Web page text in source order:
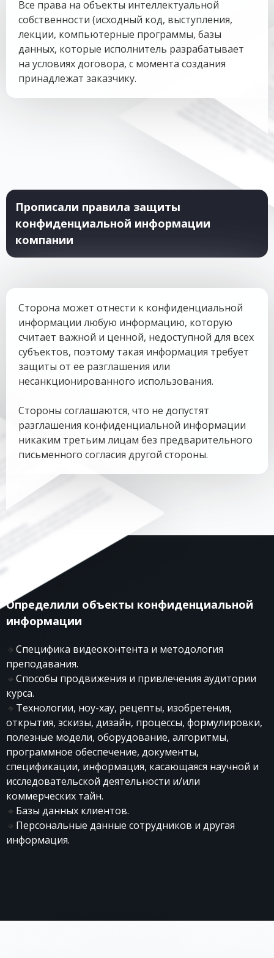
Все права на объекты интеллектуальной
собственности (исходный код, выступления,
лекции, компьютерные программы, базы
данных, которые исполнитель разрабатывает
на условиях договора, с момента создания
принадлежат заказчику.
Сторона может отнести к конфиденциальной
информации любую информацию, которую
считает важной и ценной, недоступной для всех
субъектов, поэтому такая информация требует
защиты от ее разглашения или
несанкционированного использования.
Стороны соглашаются, что не допустят
разглашения конфиденциальной информации
никаким третьим лицам без предварительного
письменного согласия другой стороны.
Прописали правила защиты
конфиденциальной информации
компании
Определили объекты конфиденциальной
информации
🔸Специфика видеоконтента и методология
преподавания.
🔸Способы продвижения и привлечения аудитории
курса.
🔸 Технологии, ноу-хау, рецепты, изобретения,
открытия, эскизы, дизайн, процессы, формулировки,
полезные модели, оборудование, алгоритмы,
программное обеспечение, документы,
спецификации, информация, касающаяся научной и
исследовательской деятельности и/или
коммерческих тайн.
🔸 Базы данных клиентов.
🔸 Персональные данные сотрудников и другая
информация.